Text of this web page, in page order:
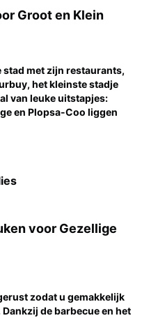
Groot en Klein
stad met zijn restaurants,
het kleinste stadje
van leuke uitstapjes:
en Plopsa-Coo liggen
voor Gezellige
zodat u gemakkelijk
de barbecue en het